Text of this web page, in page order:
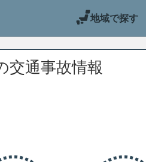
地域で探す
交通事故情報